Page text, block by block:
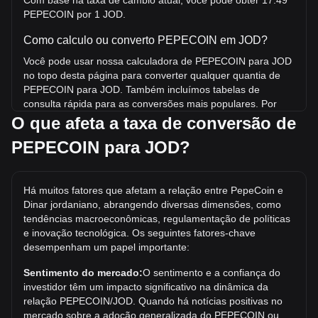
PEPECOIN por 1 JOD.
Como calculo ou converto PEPECOIN em JOD?
Você pode usar nossa calculadora de PEPECOIN para JOD
no topo desta página para converter qualquer quantia de
PEPECOIN para JOD. Também incluímos tabelas de
consulta rápida para as conversões mais populares. Por
exemplo, 5 JOD é equivalente a 87.45 PEPECOIN,
enquanto 5 PEPECOIN custará em torno de 0.2859JOD.
Qual é o maior preço que PEPECOIN/JOD já atingiu?
Resta saber se o valor de 1 PEPECOIN/JOD superará a
máxima histórica atual.
Qual é a tendência de preço de em JOD?
Nos últimos 7 dias, a taxa de câmbio de PepeCoin
(PEPECOIN) subiu 12.21%. No último mês, a taxa de
câmbio de PepeCoin (PEPECOIN) subiu 49.44% em relação
a Dinar jordaniano (JOD).
O que afeta a taxa de conversão de
PEPECOIN para JOD?
Há muitos fatores que afetam a relação entre PepeCoin e
Dinar jordaniano, abrangendo diversas dimensões, como
tendências macroeconômicas, regulamentação de políticas
e inovação tecnológica. Os seguintes fatores-chave
desempenham um papel importante:
Sentimento do mercado:O sentimento e a confiança do
investidor têm um impacto significativo na dinâmica da
relação PEPECOIN/JOD. Quando há notícias positivas no
mercado sobre a adoção generalizada do PEPECOIN ou